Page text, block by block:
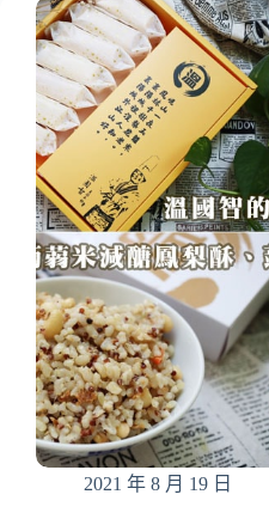
松
子
和
牛
辣
拌
鮮
嫩
菇
菇
辣
拌
醬
『自
然
主
意
酷
覓
星』
防
疫
美
食/
團
購
美
食/
中
秋
禮
盒/
中
2021 年 8 月 19 日